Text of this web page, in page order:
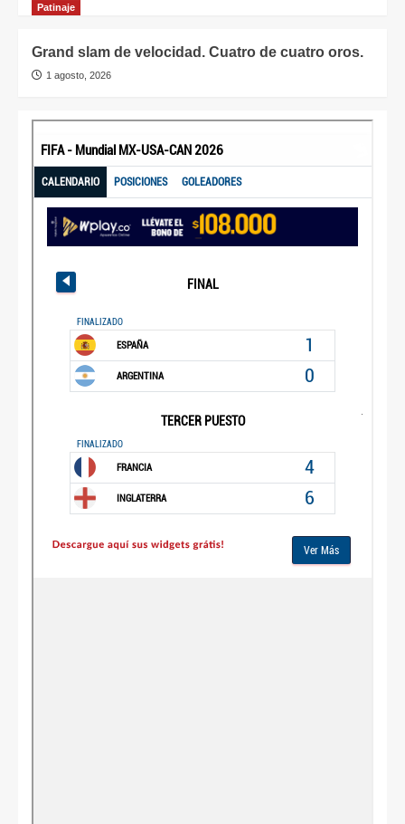
Patinaje
Grand slam de velocidad. Cuatro de cuatro oros.
1 agosto, 2026